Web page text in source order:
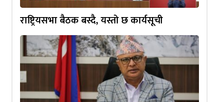
राष्ट्रियसभा बैठक बस्दै, यस्तो छ कार्यसूची